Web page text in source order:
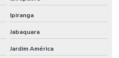
Ipiranga
Jabaquara
Jardim América